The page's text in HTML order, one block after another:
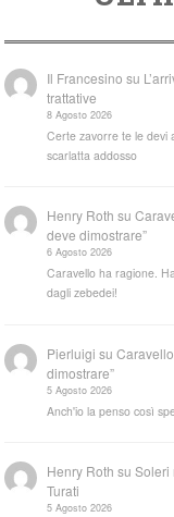
Il Francesino su
trattative
8 Agosto 2026
Certe zavorre te le devi
scarlatta addosso
Henry Roth su
deve dimostrare”
6 Agosto 2026
Caravello ha ragione.
dagli zebedei!
Pierluigi su
dimostrare”
5 Agosto 2026
Anch'io la penso così
Henry Roth suSoleri
Turati
5 Agosto 2026